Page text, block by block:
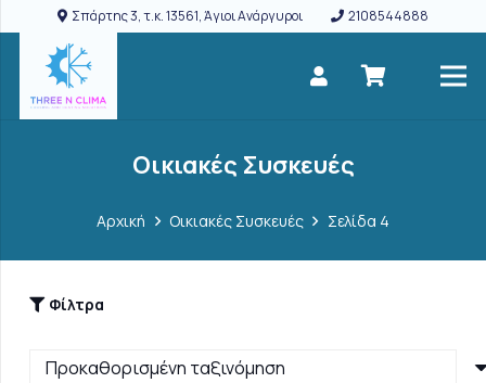
Σπάρτης 3, τ.κ. 13561, Άγιοι Ανάργυροι 2108544888
Οικιακές Συσκευές
Αρχική Οικιακές Συσκευές Σελίδα 4
Φίλτρα